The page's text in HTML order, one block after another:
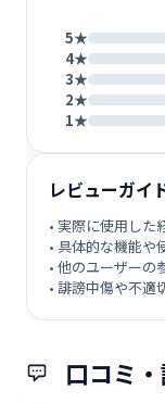
口コミ
5★
4★
3★
2★
1★
レビューガイ
• 実際に使用した
• 具体的な機能や
• 他のユーザーの
• 誹謗中傷や不適